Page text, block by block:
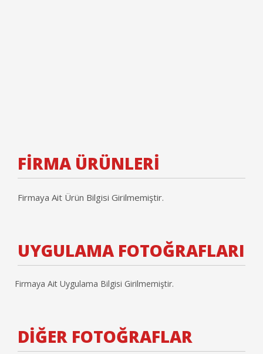
FİRMA ÜRÜNLERİ
Firmaya Ait Ürün Bilgisi Girilmemiştir.
UYGULAMA FOTOĞRAFLARI
Firmaya Ait Uygulama Bilgisi Girilmemiştir.
DİĞER FOTOĞRAFLAR